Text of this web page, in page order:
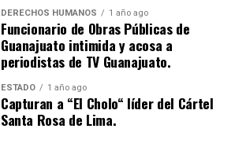
DERECHOS HUMANOS 1 año ago
Funcionario de Obras Públicas de
Guanajuato intimida y acosa a
periodistas de TV Guanajuato.
ESTADO 1 año ago
Capturan a “El Cholo“ líder del Cártel
Santa Rosa de Lima.